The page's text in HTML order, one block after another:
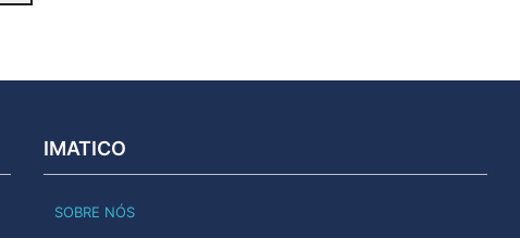
IMATICO
SOBRE NÓS